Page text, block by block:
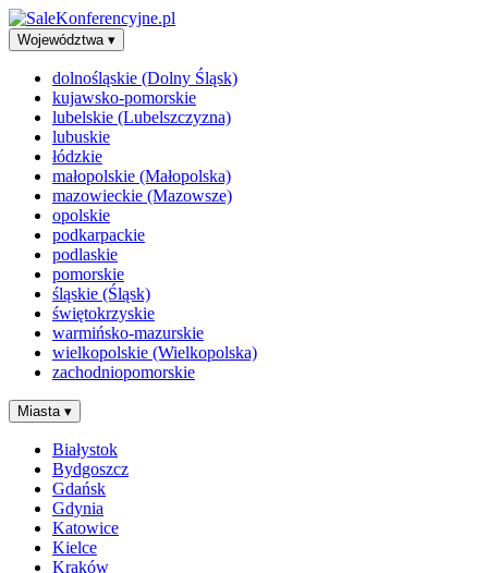
Województwa ▾
dolnośląskie (Dolny Śląsk)
kujawsko-pomorskie
lubelskie (Lubelszczyzna)
lubuskie
łódzkie
małopolskie (Małopolska)
mazowieckie (Mazowsze)
opolskie
podkarpackie
podlaskie
pomorskie
śląskie (Śląsk)
świętokrzyskie
warmińsko-mazurskie
wielkopolskie (Wielkopolska)
zachodniopomorskie
Miasta ▾
Białystok
Bydgoszcz
Gdańsk
Gdynia
Katowice
Kielce
Kraków